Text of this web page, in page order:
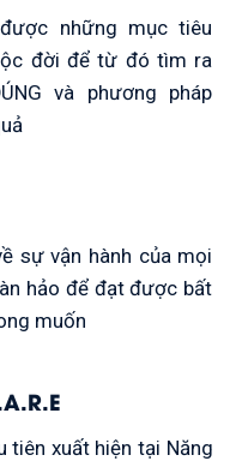
những mục tiêu
đời để từ đó tìm ra
và phương pháp
sự vận hành của mọi
hảo để đạt được bất
muốn
tiên xuất hiện tại Năng